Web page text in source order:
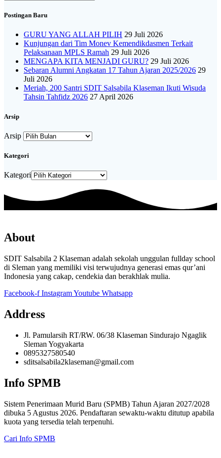
Postingan Baru
GURU YANG ALLAH PILIH 29 Juli 2026
Kunjungan dari Tim Monev Kemendikdasmen Terkait
Pelaksanaan MPLS Ramah 29 Juli 2026
MENGAPA KITA MENJADI GURU? 29 Juli 2026
Sebaran Alumni Angkatan 17 Tahun Ajaran 2025/2026 29
Juli 2026
Meriah, 200 Santri SDIT Salsabila Klaseman Ikuti Wisuda
Tahsin Tahfidz 2026 27 April 2026
Arsip
Arsip
Kategori
Kategori
About
SDIT Salsabila 2 Klaseman adalah sekolah unggulan fullday school
di Sleman yang memiliki visi terwujudnya generasi emas qur’ani
Indonesia yang cakap, cendekia dan berakhlak mulia.
Facebook-f InstagramYoutube Whatsapp
Address
Jl. Pamularsih RT/RW. 06/38 Klaseman Sindurajo Ngaglik
Sleman Yogyakarta
0895327580540
sditsalsabila2klaseman@gmail.com
Info SPMB
Sistem Penerimaan Murid Baru (SPMB) Tahun Ajaran 2027/2028
dibuka 5 Agustus 2026. Pendaftaran sewaktu-waktu ditutup apabila
kuota yang tersedia telah terpenuhi.
Cari Info SPMB